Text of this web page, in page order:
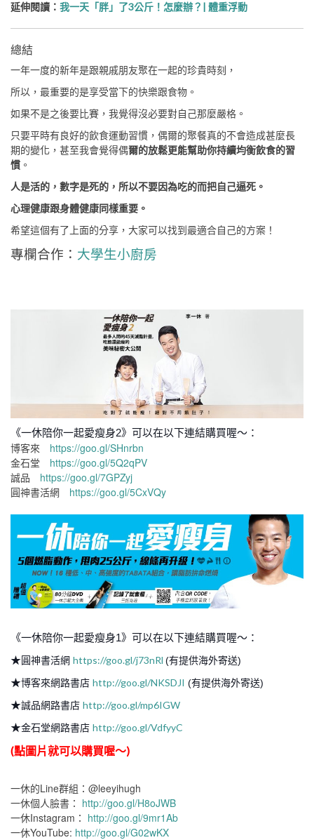
延伸閱讀： 我一天「胖」了3公斤！怎麼辦？| 體重浮動
總結
一年一度的新年是跟親戚朋友聚在一起的珍貴時刻，
所以，最重要的是享受當下的快樂跟食物。
如果不是之後要比賽，我覺得沒必要對自己那麼嚴格。
只要平時有良好的飲食運動習慣，偶爾的聚餐真的不會造成甚麼長
期的變化，甚至我會覺得偶爾的放鬆更能幫助你持續均衡飲食的習
慣 。
人是活的，數字是死的，所以不要因為吃的而把自己逼死。
心理健康跟身體健康同樣重要。
希望這個有了上面的分享，大家可以找到最適合自己的方案！
專欄合作： 大學生小廚房
《一休陪你一起愛瘦身2》可以在以下連結購買喔～：
博客來 https://goo.gl/SHnrbn
金石堂 https://goo.gl/5Q2qPV
誠品 https://goo.gl/7GPZyj
圓神書活網 https://goo.gl/5CxVQy
《一休陪你一起愛瘦身1》可以在以下連結購買喔～：
★ 圓神書活網 https://goo.gl/j73nRl (有提供海外寄送)
★博客來網路書店 http://goo.gl/NKSDJI (有提供海外寄送)
★誠品網路書店 http://goo.gl/mp6IGW
★金石堂網路書店 http://goo.gl/VdfyyC
(點圖片就可以購買喔～)
一休的Line群組：@leeyihugh
一休個人臉書： http://goo.gl/H8oJWB
一休Instagram： http://goo.gl/9mr1Ab
一休YouTube: http://goo.gl/G02wKX